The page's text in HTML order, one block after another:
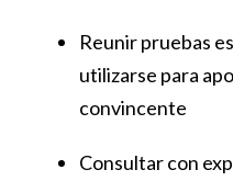
Reunir pruebas
utilizarse para
convincente
Consultar con